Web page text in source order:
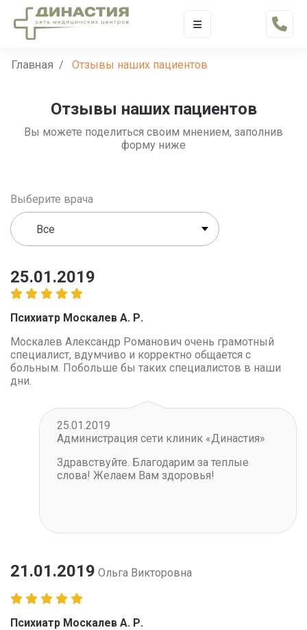
Главная / Отзывы наших пациентов
Отзывы наших пациентов
Вы можете поделиться своим мнением, заполнив
форму ниже
Выберите врача
25.01.2019
Психиатр Москалев А. Р.
Москалев Александр Романович очень грамотный
специалист, вдумчиво и корректно общается с
больным. Побольше бы таких специалистов в наши
дни.
25.01.2019
Администрация сети клиник «Династия»
Здравствуйте. Благодарим за теплые
слова! Желаем Вам здоровья!
21.01.2019 Ольга Викторовна
Психиатр Москалев А. Р.